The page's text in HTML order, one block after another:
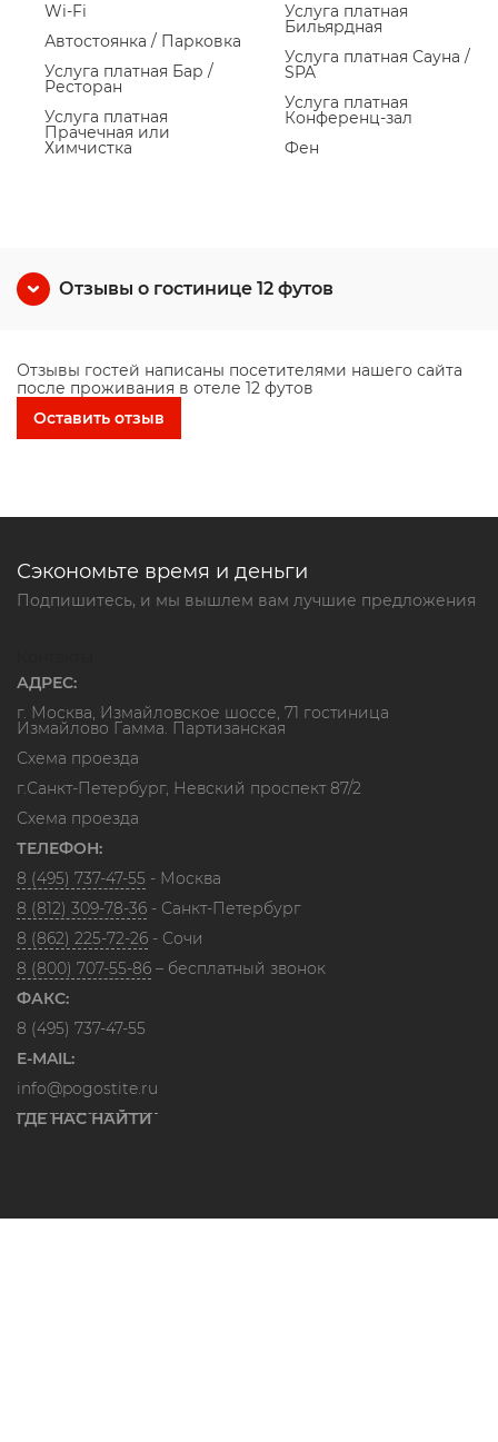
Wi-Fi
Автостоянка / Парковка
Услуга платная Бар /
Ресторан
Услуга платная
Прачечная или
Химчистка
Услуга платная
Бильярдная
Услуга платная Сауна /
SPA
Услуга платная
Конференц-зал
Фен
Отзывы о гостинице 12 футов
Отзывы гостей написаны посетителями нашего сайта
после проживания в отеле 12 футов
Оставить отзыв
Сэкономьте время и деньги
Подпишитесь, и мы вышлем вам лучшие предложения
АДРЕС:
г. Москва, Измайловское шоссе, 71 гостиница
Измайлово Гамма. Партизанская
Схема проезда
г.Санкт-Петербург, Невский проспект 87/2
Схема проезда
ТЕЛЕФОН:
8 (495) 737-47-55 - Москва
8 (812) 309-78-36 - Санкт-Петербург
8 (862) 225-72-26 - Сочи
8 (800) 707-55-86 – бесплатный звонок
ФАКС:
8 (495) 737-47-55
E-MAIL:
info@pogostite.ru
ГДЕ НАС НАЙТИ